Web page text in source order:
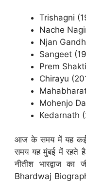
Trishagni
Nache
Njan
Sangeet
Prem
Chirayu
Mohenjo
Kedarnath
आज के समय में यह कई
समय यह मुंबई में रहते
नीतीश भारद्वाज
Bhardwaj